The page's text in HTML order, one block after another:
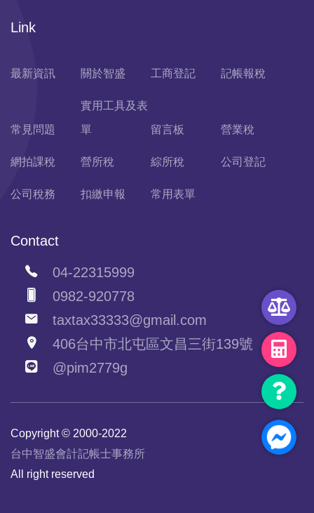
Link
最新資訊 關於智盛 工商登記 記帳報稅
常見問題
實用工具及表
單
留言板 營業稅
網拍課稅 營所稅 綜所稅 公司登記
公司稅務 扣繳申報 常用表單
Contact
04-22315999
0982-920778
taxtax33333@gmail.com
406台中市北屯區文昌三街139號
@pim2779g
Copyright © 2000-2022
台中智盛會計記帳士事務所
All right reserved